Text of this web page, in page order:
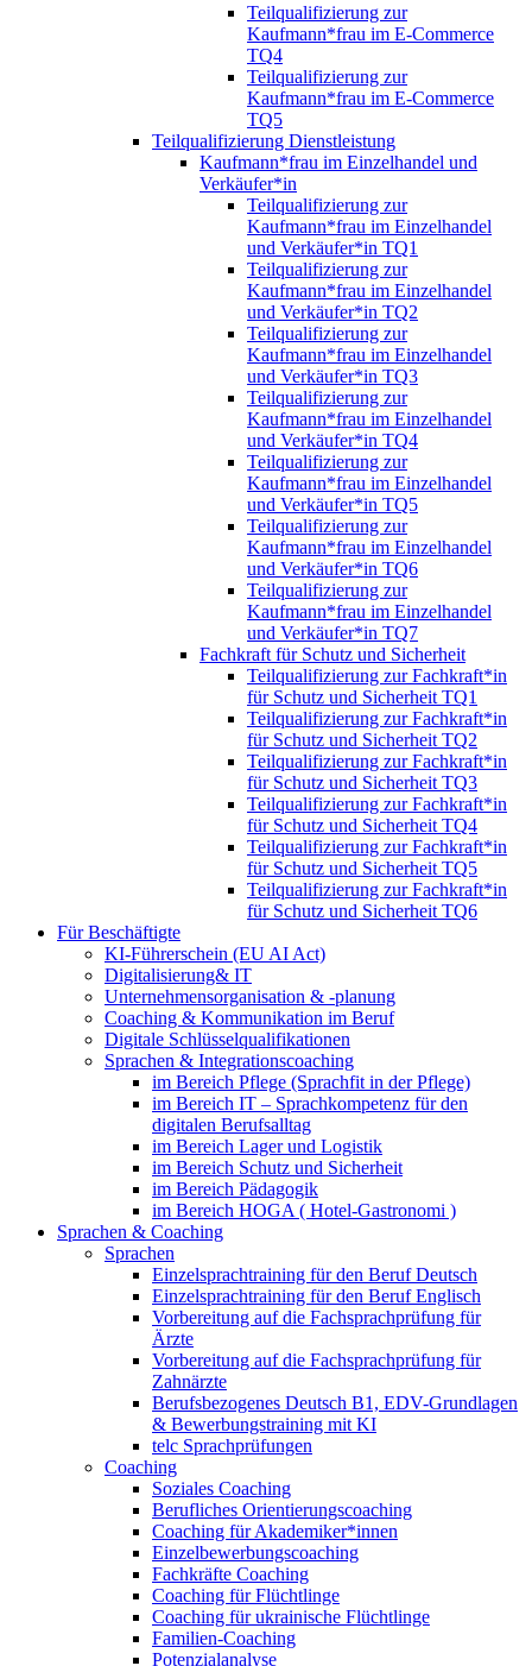
Teilqualifizierung zur
Kaufmann*frau im E-Commerce
TQ4
Teilqualifizierung zur
Kaufmann*frau im E-Commerce
TQ5
Teilqualifizierung Dienstleistung
Kaufmann*frau im Einzelhandel und
Verkäufer*in
Teilqualifizierung zur
Kaufmann*frau im Einzelhandel
und Verkäufer*in TQ1
Teilqualifizierung zur
Kaufmann*frau im Einzelhandel
und Verkäufer*in TQ2
Teilqualifizierung zur
Kaufmann*frau im Einzelhandel
und Verkäufer*in TQ3
Teilqualifizierung zur
Kaufmann*frau im Einzelhandel
und Verkäufer*in TQ4
Teilqualifizierung zur
Kaufmann*frau im Einzelhandel
und Verkäufer*in TQ5
Teilqualifizierung zur
Kaufmann*frau im Einzelhandel
und Verkäufer*in TQ6
Teilqualifizierung zur
Kaufmann*frau im Einzelhandel
und Verkäufer*in TQ7
Fachkraft für Schutz und Sicherheit
Teilqualifizierung zur Fachkraft*in
für Schutz und Sicherheit TQ1
Teilqualifizierung zur Fachkraft*in
für Schutz und Sicherheit TQ2
Teilqualifizierung zur Fachkraft*in
für Schutz und Sicherheit TQ3
Teilqualifizierung zur Fachkraft*in
für Schutz und Sicherheit TQ4
Teilqualifizierung zur Fachkraft*in
für Schutz und Sicherheit TQ5
Teilqualifizierung zur Fachkraft*in
für Schutz und Sicherheit TQ6
Für Beschäftigte
KI-Führerschein (EU AI Act)
Digitalisierung& IT
Unternehmensorganisation & ‑planung
Coaching & Kommunikation im Beruf
Digitale Schlüsselqualifikationen
Sprachen & Integrationscoaching
im Bereich Pflege (Sprachfit in der Pflege)
im Bereich IT – Sprachkompetenz für den
digitalen Berufsalltag
im Bereich Lager und Logistik
im Bereich Schutz und Sicherheit
im Bereich Pädagogik
im Bereich HOGA ( Hotel-Gastronomi )
Sprachen & Coaching
Sprachen
Einzelsprachtraining für den Beruf Deutsch
Einzelsprachtraining für den Beruf Englisch
Vorbereitung auf die Fachsprachprüfung für
Ärzte
Vorbereitung auf die Fachsprachprüfung für
Zahnärzte
Berufsbezogenes Deutsch B1, EDV-Grundlagen
& Bewerbungstraining mit KI
telc Sprachprüfungen
Coaching
Soziales Coaching
Berufliches Orientierungscoaching
Coaching für Akademiker*innen
Einzelbewerbungscoaching
Fachkräfte Coaching
Coaching für Flüchtlinge
Coaching für ukrainische Flüchtlinge
Familien-Coaching
Potenzialanalyse